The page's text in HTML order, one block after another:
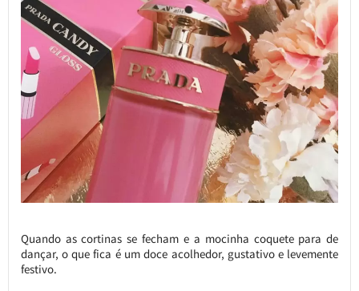
Quando as cortinas se fecham e a mocinha coquete para de
dançar, o que fica é um doce acolhedor, gustativo e levemente
festivo.